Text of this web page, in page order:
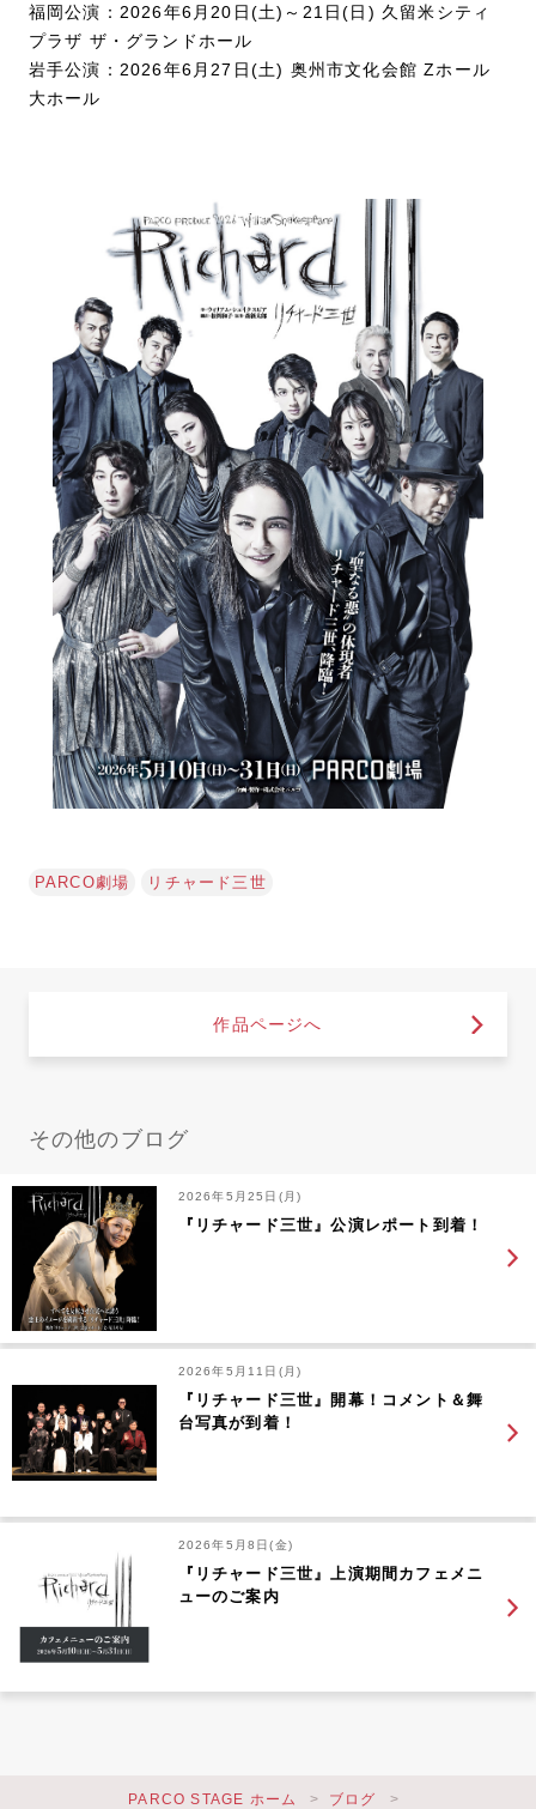
福岡公演：2026年6月20日(土)～21日(日) 久留米シティ
プラザ ザ・グランドホール
岩手公演：2026年6月27日(土) 奥州市文化会館 Zホール
大ホール
PARCO劇場 リチャード三世
作品ページへ
その他のブログ
2026年5月25日(月)
『リチャード三世』公演レポート到着！
2026年5月11日(月)
『リチャード三世』開幕！コメント＆舞
台写真が到着！
2026年5月8日(金)
『リチャード三世』上演期間カフェメニ
ューのご案内
PARCO STAGE ホーム ブログ